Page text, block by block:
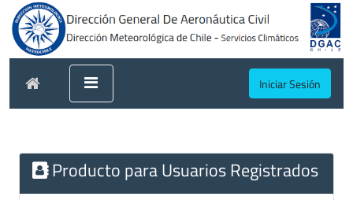
Iniciar Sesión
Producto para Usuarios Registrados